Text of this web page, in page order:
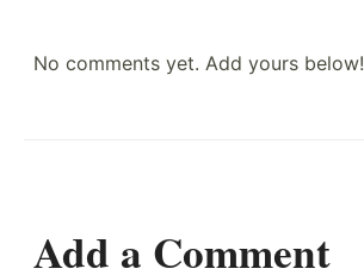
No comments yet. Add yours below!
Add a Comment